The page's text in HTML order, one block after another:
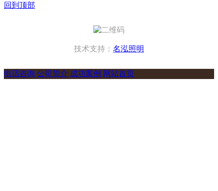
回到顶部
技术支持： 名泓照明
电话咨询 公司简介 成功案例 网站首页